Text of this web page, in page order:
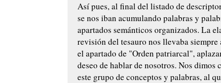
Así pues, al final del listado de
se nos iban acumulando palabras y
apartados semánticos organizados. La
revisión del tesauro nos llevaba siempre
el apartado de "Orden patriarcal",
deseo de hablar de nosotros. Nos dimos
este grupo de conceptos y palabras, al